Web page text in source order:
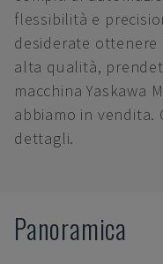
flessibilità e
desiderate ottenere
alta qualità,
macchina Yaskawa
abbiamo in
dettagli.
Panoramica